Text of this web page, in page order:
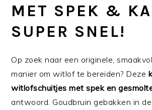
MET SPEK &
SUPER SNEL!
Op zoek naar een originele,
manier om witlof te bereiden? Deze
witlofschuitjes met spek en
antwoord. Goudbruin gebakken in